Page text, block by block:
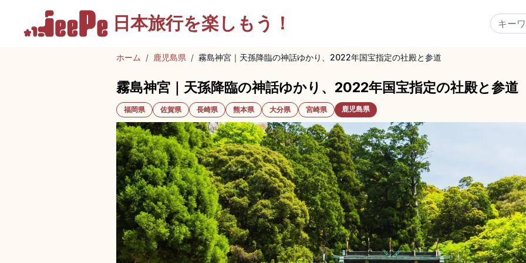
日本旅行を楽しもう！
ホーム / 鹿児島県 / 霧島神宮｜天孫降臨の神話ゆかり、2022年国宝指定の社殿と参道
霧島神宮｜天孫降臨の神話ゆかり、2022年国宝指定の社殿と参道
福岡県 佐賀県 長崎県 熊本県 大分県 宮崎県 鹿児島県